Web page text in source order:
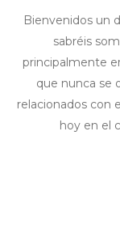
Bienvenidos un
sabréis
principalmente
que nunca se
relacionados con
hoy en el